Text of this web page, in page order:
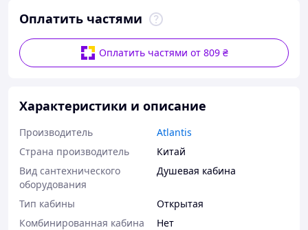
Оплатить частями
Оплатить частями от 809 ₴
Характеристики и описание
Производитель
Atlantis
Страна производитель
Китай
Вид сантехнического
оборудования
Душевая кабина
Тип кабины
Открытая
Комбинированная кабина
Нет